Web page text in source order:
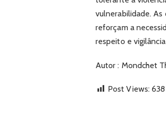
vulnerabilidade. As
reforçam a
respeito e
Autor : Mondchet
Post Views: 638